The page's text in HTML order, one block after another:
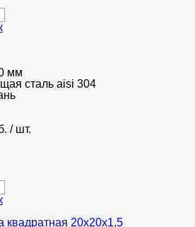
мм
сталь aisi 304
/ шт.